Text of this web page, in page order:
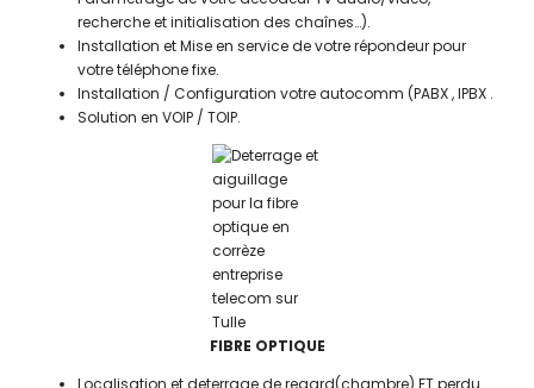
recherche et initialisation des chaînes…).
Installation et Mise en service de votre répondeur pour
votre téléphone fixe.
Installation / Configuration votre autocomm (PABX , IPBX .
Solution en VOIP / TOIP.
FIBRE OPTIQUE
Localisation et deterrage de regard(chambre) FT perdu..